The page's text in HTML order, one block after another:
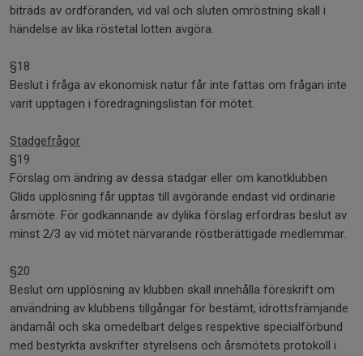
biträds av ordföranden, vid val och sluten omröstning skall i
händelse av lika röstetal lotten avgöra.
§18
Beslut i fråga av ekonomisk natur får inte fattas om frågan inte
varit upptagen i föredragningslistan för mötet.
Stadgefrågor
§19
Förslag om ändring av dessa stadgar eller om kanotklubben
Glids upplösning får upptas till avgörande endast vid ordinarie
årsmöte. För godkännande av dylika förslag erfordras beslut av
minst 2/3 av vid mötet närvarande röstberättigade medlemmar.
§20
Beslut om upplösning av klubben skall innehålla föreskrift om
användning av klubbens tillgångar för bestämt, idrottsfrämjande
ändamål och ska omedelbart delges respektive specialförbund
med bestyrkta avskrifter styrelsens och årsmötets protokoll i